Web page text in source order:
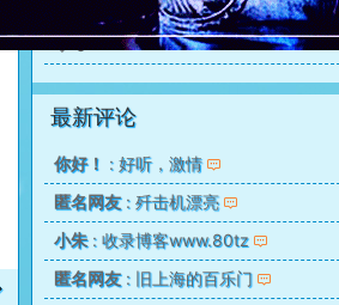
等待是爱情的一种方式 歌手： 余宪忠
6
最新评论
你好！ : 好听，激情
匿名网友: 歼击机漂亮
小朱: 收录博客www.80tz
匿名网友: 旧上海的百乐门